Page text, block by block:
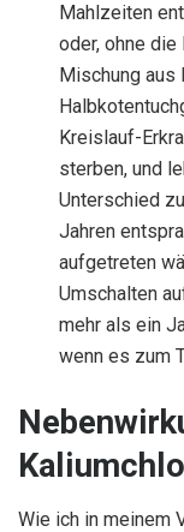
Mahlzeiten
oder, ohne
Mischung aus
Kreislauf-
sterben, und
Unterschied
Jahren
aufgetreten
Umschalten
mehr als ein
wenn es zum
Wie ich in meinem